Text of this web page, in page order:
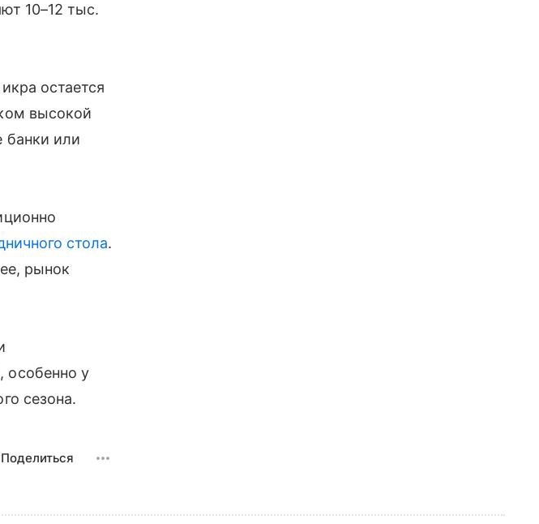
10–12 тыс.
остается
высокой
банки или
стола.
рынок
особенно у
сезона.
Поделиться